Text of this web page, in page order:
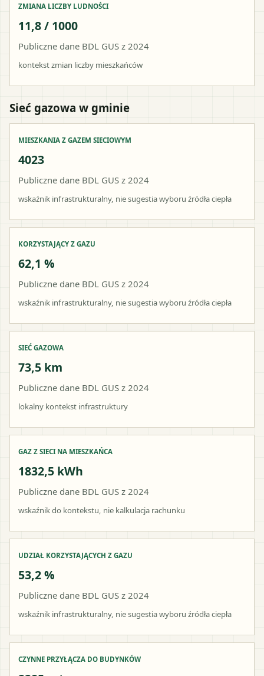
ZMIANA LICZBY LUDNOŚCI
11,8 / 1000
Publiczne dane BDL GUS z 2024
kontekst zmian liczby mieszkańców
Sieć gazowa w gminie
MIESZKANIA Z GAZEM SIECIOWYM
4023
Publiczne dane BDL GUS z 2024
wskaźnik infrastrukturalny, nie sugestia wyboru źródła ciepła
KORZYSTAJĄCY Z GAZU
62,1 %
Publiczne dane BDL GUS z 2024
wskaźnik infrastrukturalny, nie sugestia wyboru źródła ciepła
SIEĆ GAZOWA
73,5 km
Publiczne dane BDL GUS z 2024
lokalny kontekst infrastruktury
GAZ Z SIECI NA MIESZKAŃCA
1832,5 kWh
Publiczne dane BDL GUS z 2024
wskaźnik do kontekstu, nie kalkulacja rachunku
UDZIAŁ KORZYSTAJĄCYCH Z GAZU
53,2 %
Publiczne dane BDL GUS z 2024
wskaźnik infrastrukturalny, nie sugestia wyboru źródła ciepła
CZYNNE PRZYŁĄCZA DO BUDYNKÓW